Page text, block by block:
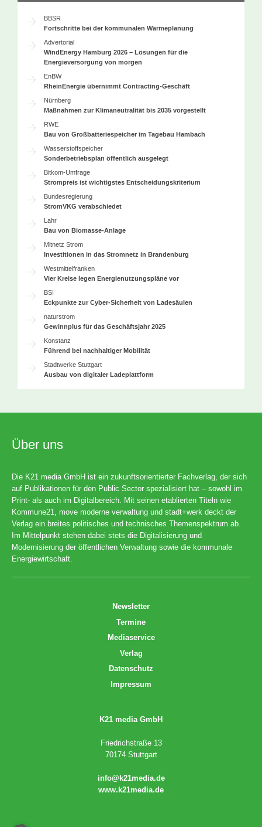
BBSR
Fortschritte bei der kommunalen Wärmeplanung
Advertorial
WindEnergy Hamburg 2026 – Lösungen für die
Energieversorgung von morgen
EnBW
RheinEnergie übernimmt Contracting-Geschäft
Nürnberg
Maßnahmen zur Klimaneutralität bis 2035 vorgestellt
RWE
Bau von Großbatteriespeicher im Tagebau Hambach
Wasserstoffspeicher
Sonderbetriebsplan öffentlich ausgelegt
Bitkom-Umfrage
Strompreis ist wichtigstes Entscheidungskriterium
Bundesregierung
StromVKG verabschiedet
Lahr
Bau von Biomasse-Anlage
Mitnetz Strom
Investitionen in das Stromnetz in Brandenburg
Westmittelfranken
Vier Kreise legen Energienutzungspläne vor
BSI
Eckpunkte zur Cyber-Sicherheit von Ladesäulen
naturstrom
Gewinnplus für das Geschäftsjahr 2025
Konstanz
Führend bei nachhaltiger Mobilität
Stadtwerke Stuttgart
Ausbau von digitaler Ladeplattform
Über uns
Die K21 media GmbH ist ein zukunftsorientierter Fachverlag, der sich
auf Publikationen für den Public Sector spezialisiert hat – sowohl im
Print- als auch im Digitalbereich. Mit seinen etablierten Titeln wie
Kommune21, move moderne verwaltung und stadt+werk deckt der
Verlag ein breites politisches und technisches Themenspektrum ab.
Im Mittelpunkt stehen dabei stets die Digitalisierung und
Modernisierung der öffentlichen Verwaltung sowie die kommunale
Energiewirtschaft.
Newsletter
Termine
Mediaservice
Verlag
Datenschutz
Impressum
K21 media GmbH
Friedrichstraße 13
70174 Stuttgart
info@k21media.de
www.k21media.de